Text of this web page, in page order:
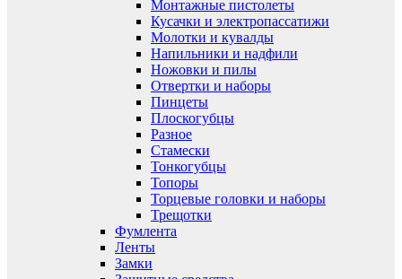
Монтажные пистолеты
Кусачки и электропассатижи
Молотки и кувалды
Напильники и надфили
Ножовки и пилы
Отвертки и наборы
Пинцеты
Плоскогубцы
Разное
Стамески
Тонкогубцы
Топоры
Торцевые головки и наборы
Трещотки
Фумлента
Ленты
Замки